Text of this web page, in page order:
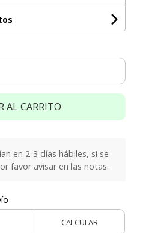
AL CARRITO
en 2-3 días hábiles, si se
favor avisar en las notas.
CALCULAR